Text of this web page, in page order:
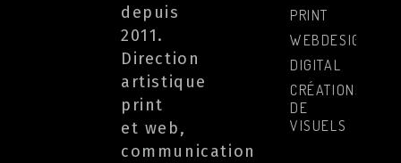
depuis
2011.
Direction
artistique
print
et web,
communication
PRINT
WEBDESIGN
DIGITAL
CRÉATIONS
DE
VISUELS